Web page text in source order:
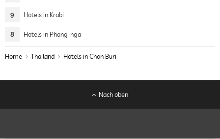
9 Hotels in Krabi
8 Hotels in Phang-nga
Home Thailand Hotels in Chon Buri
Nach oben